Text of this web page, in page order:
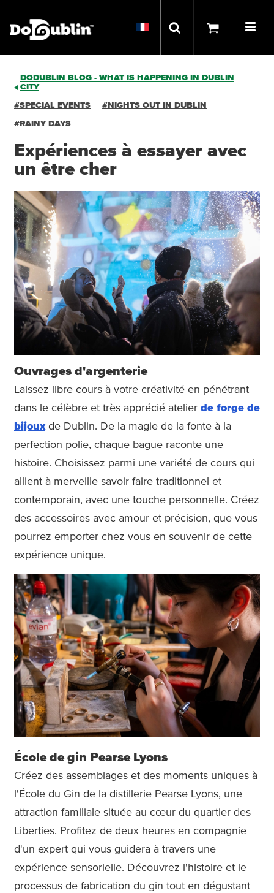
DODUBLIN BLOG - WHAT IS HAPPENING IN DUBLIN
CITY
#SPECIAL EVENTS #NIGHTS OUT IN DUBLIN
#RAINY DAYS
Expériences à essayer avec
un être cher
Ouvrages d'argenterie
Laissez libre cours à votre créativité en pénétrant
dans le célèbre et très apprécié atelier de forge de
bijouxde Dublin. De la magie de la fonte à la
perfection polie, chaque bague raconte une
histoire. Choisissez parmi une variété de cours qui
allient à merveille savoir-faire traditionnel et
contemporain, avec une touche personnelle. Créez
des accessoires avec amour et précision, que vous
pourrez emporter chez vous en souvenir de cette
expérience unique.
École de gin Pearse Lyons
Créez des assemblages et des moments uniques à
l'École du Gin de la distillerie Pearse Lyons, une
attraction familiale située au cœur du quartier des
Liberties. Profitez de deux heures en compagnie
d'un expert qui vous guidera à travers une
expérience sensorielle. Découvrez l'histoire et le
processus de fabrication du gin tout en dégustant